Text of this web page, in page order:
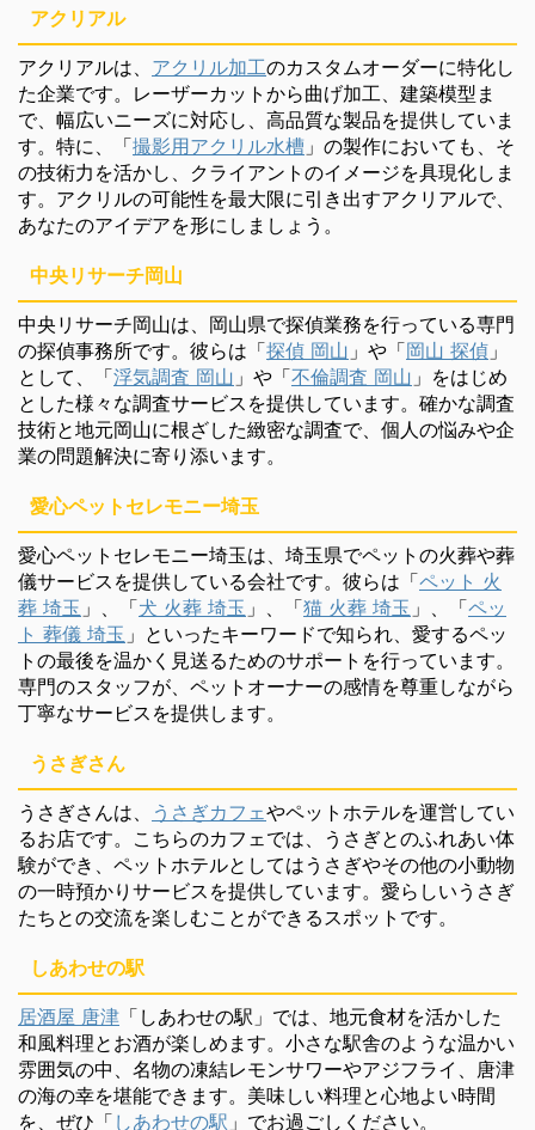
アクリアル
アクリアルは、 アクリル加工のカスタムオーダーに特化し
た企業です。レーザーカットから曲げ加工、建築模型ま
で、幅広いニーズに対応し、高品質な製品を提供していま
す。特に、「撮影用アクリル水槽 」の製作においても、そ
の技術力を活かし、クライアントのイメージを具現化しま
す。アクリルの可能性を最大限に引き出すアクリアルで、
あなたのアイデアを形にしましょう。
中央リサーチ岡山
中央リサーチ岡山は、岡山県で探偵業務を行っている専門
の探偵事務所です。彼らは「探偵 岡山 」や「岡山 探偵 」
として、「浮気調査 岡山 」や「不倫調査 岡山 」をはじめ
とした様々な調査サービスを提供しています。確かな調査
技術と地元岡山に根ざした緻密な調査で、個人の悩みや企
業の問題解決に寄り添います。
愛心ペットセレモニー埼玉
愛心ペットセレモニー埼玉は、埼玉県でペットの火葬や葬
儀サービスを提供している会社です。彼らは「ペット 火
葬 埼玉 」、「犬 火葬 埼玉 」、「猫 火葬 埼玉 」、「ペッ
ト 葬儀 埼玉 」といったキーワードで知られ、愛するペッ
トの最後を温かく見送るためのサポートを行っています。
専門のスタッフが、ペットオーナーの感情を尊重しながら
丁寧なサービスを提供します。
うさぎさん
うさぎさんは、 うさぎカフェやペットホテルを運営してい
るお店です。こちらのカフェでは、うさぎとのふれあい体
験ができ、ペットホテルとしてはうさぎやその他の小動物
の一時預かりサービスを提供しています。愛らしいうさぎ
たちとの交流を楽しむことができるスポットです。
しあわせの駅
居酒屋 唐津 「しあわせの駅」では、地元食材を活かした
和風料理とお酒が楽しめます。小さな駅舎のような温かい
雰囲気の中、名物の凍結レモンサワーやアジフライ、唐津
の海の幸を堪能できます。美味しい料理と心地よい時間
を、ぜひ「 しあわせの駅 」でお過ごしください。